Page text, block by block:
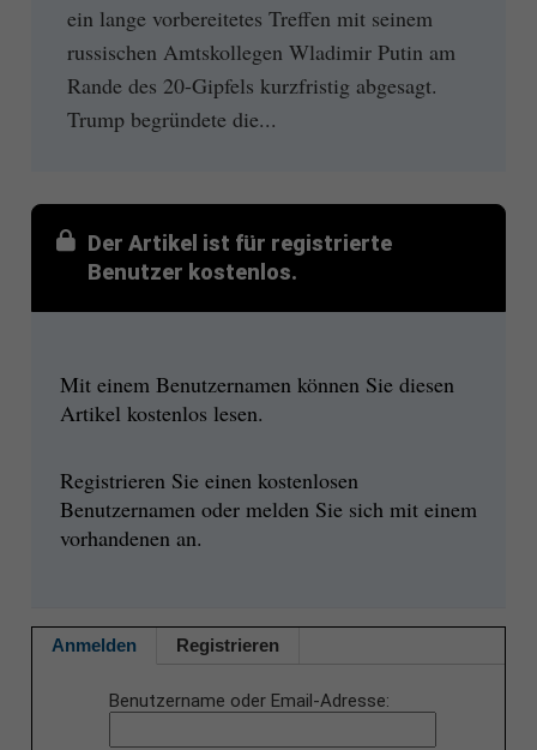
ein lange vorbereitetes Treffen mit seinem
russischen Amtskollegen Wladimir Putin am
Rande des 20-Gipfels kurzfristig abgesagt.
Trump begründete die...
Der Artikel ist für registrierte
Benutzer kostenlos.
Mit einem Benutzernamen können Sie diesen
Artikel kostenlos lesen.
Registrieren Sie einen kostenlosen
Benutzernamen oder melden Sie sich mit einem
vorhandenen an.
Anmelden Registrieren
Benutzername oder Email-Adresse